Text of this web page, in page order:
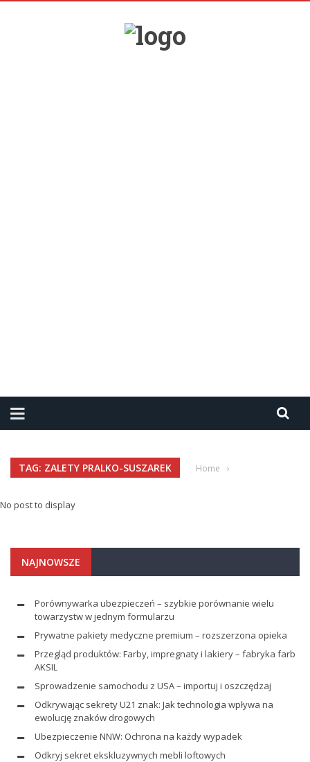
TAG: ZALETY PRALKO-SUSZAREK Home ›
No post to display
NAJNOWSZE
Porównywarka ubezpieczeń – szybkie porównanie wielu
towarzystw w jednym formularzu
Prywatne pakiety medyczne premium – rozszerzona opieka
Przegląd produktów: Farby, impregnaty i lakiery – fabryka farb
AKSIL
Sprowadzenie samochodu z USA – importuj i oszczędzaj
Odkrywając sekrety U21 znak: Jak technologia wpływa na
ewolucję znaków drogowych
Ubezpieczenie NNW: Ochrona na każdy wypadek
Odkryj sekret ekskluzywnych mebli loftowych